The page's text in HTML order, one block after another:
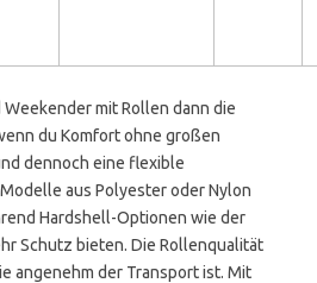
mit Rollen dann die
du Komfort ohne großen
dennoch eine flexible
aus Polyester oder Nylon
Hardshell-Optionen wie der
Schutz bieten. Die Rollenqualität
angenehm der Transport ist. Mit